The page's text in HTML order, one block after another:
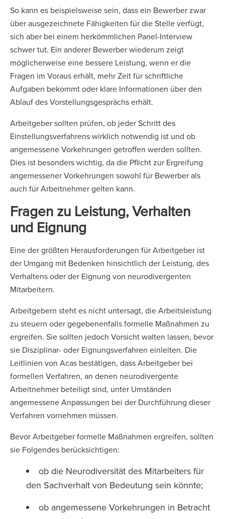
So kann es beispielsweise sein, dass ein Bewerber zwar
über ausgezeichnete Fähigkeiten für die Stelle verfügt,
sich aber bei einem herkömmlichen Panel-Interview
schwer tut. Ein anderer Bewerber wiederum zeigt
möglicherweise eine bessere Leistung, wenn er die
Fragen im Voraus erhält, mehr Zeit für schriftliche
Aufgaben bekommt oder klare Informationen über den
Ablauf des Vorstellungsgesprächs erhält.
Arbeitgeber sollten prüfen, ob jeder Schritt des
Einstellungsverfahrens wirklich notwendig ist und ob
angemessene Vorkehrungen getroffen werden sollten.
Dies ist besonders wichtig, da die Pflicht zur Ergreifung
angemessener Vorkehrungen sowohl für Bewerber als
auch für Arbeitnehmer gelten kann.
Fragen zu Leistung, Verhalten
und Eignung
Eine der größten Herausforderungen für Arbeitgeber ist
der Umgang mit Bedenken hinsichtlich der Leistung, des
Verhaltens oder der Eignung von neurodivergenten
Mitarbeitern.
Arbeitgebern steht es nicht untersagt, die Arbeitsleistung
zu steuern oder gegebenenfalls formelle Maßnahmen zu
ergreifen. Sie sollten jedoch Vorsicht walten lassen, bevor
sie Disziplinar- oder Eignungsverfahren einleiten. Die
Leitlinien von Acas bestätigen, dass Arbeitgeber bei
formellen Verfahren, an denen neurodivergente
Arbeitnehmer beteiligt sind, unter Umständen
angemessene Anpassungen bei der Durchführung dieser
Verfahren vornehmen müssen.
Bevor Arbeitgeber formelle Maßnahmen ergreifen, sollten
sie Folgendes berücksichtigen:
ob die Neurodiversität des Mitarbeiters für
den Sachverhalt von Bedeutung sein könnte;
ob angemessene Vorkehrungen in Betracht